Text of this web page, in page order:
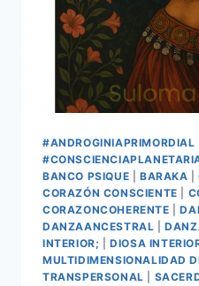
#ANDROGINIAPRIMORDIAL
BANCO PSIQUE
BARAKA |
CORAZÓN CONSCIENTE
CORAZONCOHERENTE |
DANZAANCESTRAL |
INTERIOR; |DIOSA
MULTIDIMENSIONALIDAD
TRANSPERSONAL